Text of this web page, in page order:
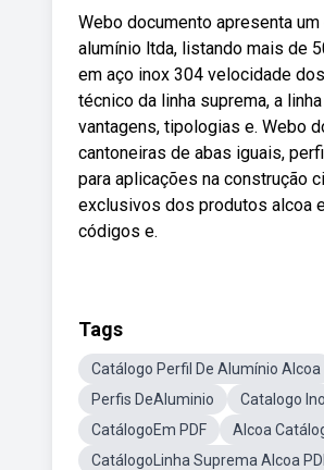
Webo documento apresenta
alumínio ltda, listando mais de
em aço inox 304 velocidade
técnico da linha suprema, a
vantagens, tipologias e. Webo
cantoneiras de abas iguais,
para aplicações na construção
exclusivos dos produtos alcoa
códigos e.
Tags
Catálogo Perfil De Alumínio Alcoa
Perfis DeAluminio
Catalogo
CatálogoEm PDF
Alcoa
CatálogoLinha Suprema Alcoa